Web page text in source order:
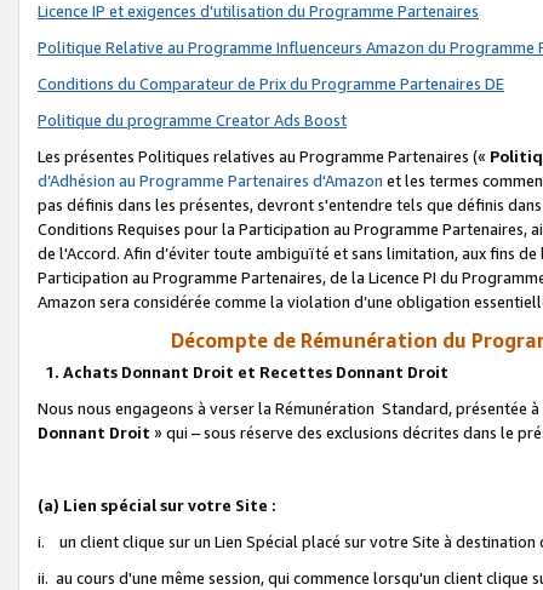
Licence IP et exigences d'utilisation du Programme Partenaires
Politique Relative au Programme Influenceurs Amazon du Programme
Conditions du Comparateur de Prix du Programme Partenaires DE
Politique du programme Creator Ads Boost
Les présentes Politiques relatives au Programme Partenaires («
d’Adhésion au Programme Partenaires d'Amazon et les termes
pas définis dans les présentes, devront s'entendre tels que définis
Conditions Requises pour la Participation au Programme Partenaires,
de l'Accord. Afin d’éviter toute ambiguïté et sans limitation, aux fins
Participation au Programme Partenaires, de la Licence PI du
Amazon sera considérée comme la violation d’une obligation
Décompte de Rémunération du
1. Achats Donnant Droit et Recettes Donnant Droit
Nous nous engageons à verser la Rémunération Standard, présentée
Donnant Droit » qui – sous réserve des exclusions décrites dans le
(a) Lien spécial sur votre Site :
i. un client clique sur un Lien Spécial placé sur votre Site à destination
ii. au cours d'une même session, qui commence lorsqu'un client